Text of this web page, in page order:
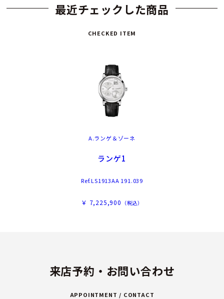
最近チェックした商品
CHECKED ITEM
A.ランゲ＆ゾーネ
ランゲ1
Ref.LS1913AA 191.039
￥ 7,225,900 （税込）
来店予約・お問い合わせ
APPOINTMENT / CONTACT